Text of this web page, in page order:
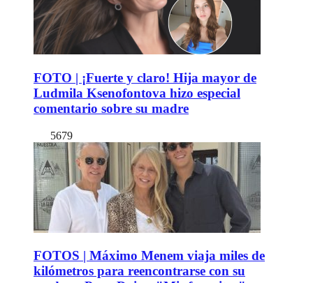
FOTO | ¡Fuerte y claro! Hija mayor de
Ludmila Ksenofontova hizo especial
comentario sobre su madre
5679
FOTOS | Máximo Menem viaja miles de
kilómetros para reencontrarse con su